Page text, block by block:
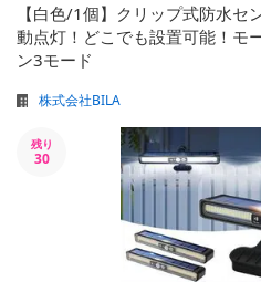
【白色/1個】クリップ式防水
動点灯！どこでも設置可能！モ
ン3モード
株式会社BILA
残り
30